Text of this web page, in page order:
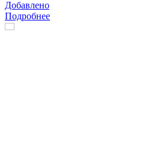
Добавлено
Подробнее